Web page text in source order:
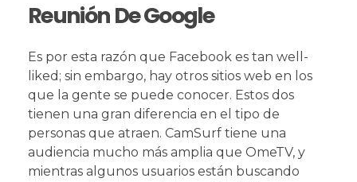
Reunión De Google
Es por esta razón que Facebook es tan well-
liked; sin embargo, hay otros sitios web en los
que la gente se puede conocer. Estos dos
tienen una gran diferencia en el tipo de
personas que atraen. CamSurf tiene una
audiencia mucho más amplia que OmeTV, y
mientras algunos usuarios están buscando